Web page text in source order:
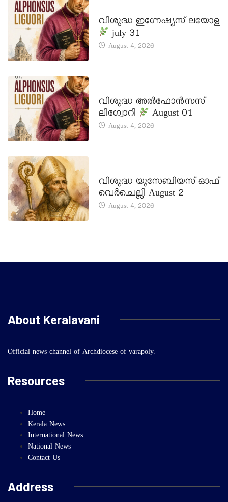
വിശുദ്ധ ഇഗ്നേഷ്യസ് ലയോള
july 31
August 4, 2026
വിശുദ്ധ അൽഫോൻസസ്
ലിഗ്വോറി
August 01
August 4, 2026
വിശുദ്ധ യൂസേബിയസ് ഓഫ്
വെർചെല്ലി August 2
August 4, 2026
About Keralavani
Official news channel of Archdiocese of varapoly.
Resources
Home
Kerala News
International News
National News
Contact Us
Address